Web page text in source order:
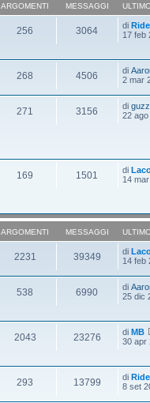
ARGOMENTI MESSAGGI
256 3064 di
17 feb
268 4506 di
2 mar
271 3156 di
22
169 1501 di
14
ARGOMENTI MESSAGGI
2231 39349 di
14 feb
538 6990 di
25 dic
2043 23276 diMB
30 apr
293 13799 di
8 set